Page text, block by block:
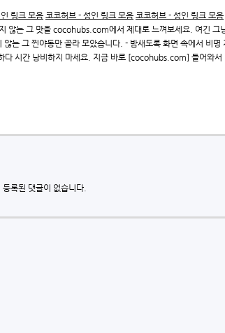
링크 모음 코코허브 - 성인 링크 모음 코코허브 - 성인 링크 모음
는 그 맛을 cocohubs.com에서 제대로 느껴보세요. 여긴 그
는 그 찐야동만 골라 모았습니다. - 밤새도록 화면 속에서 비명
시간 낭비하지 마세요. 지금 바로 [cocohubs.com] 들어와서
등록된 댓글이 없습니다.